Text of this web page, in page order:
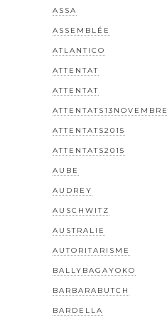
ASSA
ASSEMBLÉE
ATLANTICO
ATTENTAT
ATTENTAT
ATTENTATS13NOVEMBRE
ATTENTATS2015
ATTENTATS2015
AUBE
AUDREY
AUSCHWITZ
AUSTRALIE
AUTORITARISME
BALLYBAGAYOKO
BARBARABUTCH
BARDELLA